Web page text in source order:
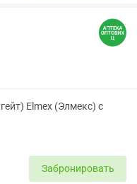
Elmex (Элмекс) с
Забронировать